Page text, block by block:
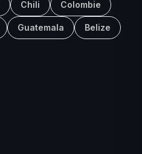
Chili Colombie
Guatemala Belize